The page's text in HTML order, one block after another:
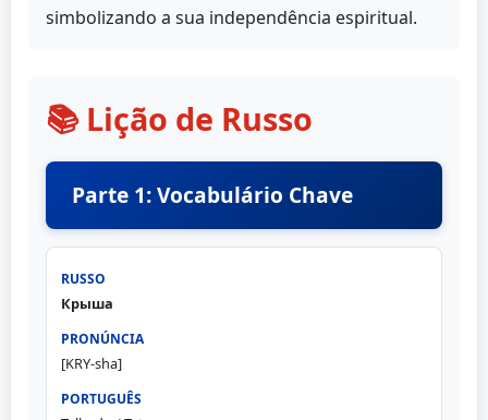
simbolizando a sua independência espiritual.
📚 Lição de Russo
Parte 1: Vocabulário Chave
Крыша
[KRY-sha]